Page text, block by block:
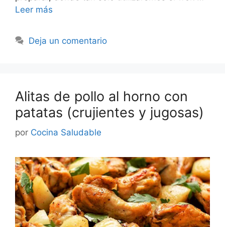
Leer más
Deja un comentario
Alitas de pollo al horno con
patatas (crujientes y jugosas)
por Cocina Saludable